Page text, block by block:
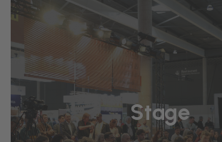
Stage